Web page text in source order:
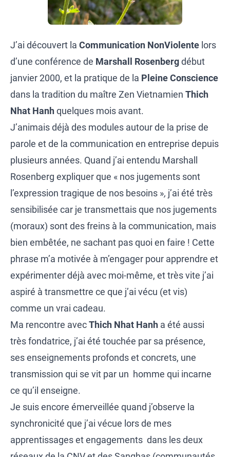
J’ai découvert la Communication NonViolente lors
d’une conférence de Marshall Rosenbergdébut
janvier 2000, et la pratique de la Pleine Conscience
dans la tradition du maître Zen Vietnamien Thich
Nhat Hanhquelques mois avant.
J’animais déjà des modules autour de la prise de
parole et de la communication en entreprise depuis
plusieurs années. Quand j’ai entendu Marshall
Rosenberg expliquer que « nos jugements sont
l’expression tragique de nos besoins », j’ai été très
sensibilisée car je transmettais que nos jugements
(moraux) sont des freins à la communication, mais
bien embêtée, ne sachant pas quoi en faire ! Cette
phrase m’a motivée à m’engager pour apprendre et
expérimenter déjà avec moi-même, et très vite j’ai
aspiré à transmettre ce que j’ai vécu (et vis)
comme un vrai cadeau.
Ma rencontre avecThich Nhat Hanh a été aussi
très fondatrice, j’ai été touchée par sa présence,
ses enseignements profonds et concrets, une
transmission qui se vit par un homme qui incarne
ce qu’il enseigne.
Je suis encore émerveillée quand j’observe la
synchronicité que j’ai vécue lors de mes
apprentissages et engagements dans les deux